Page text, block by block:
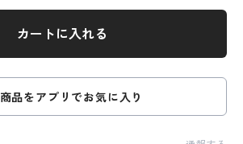
カートに入れる
商品をアプリでお気に入り